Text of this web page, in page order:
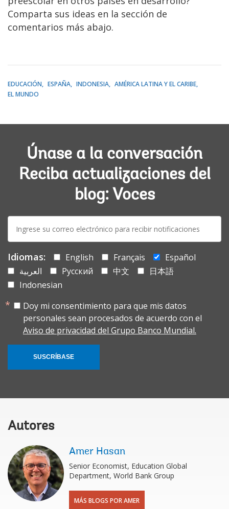
Comparta sus ideas en la sección de
comentarios más abajo.
EDUCACIÓN ESPAÑA INDONESIA
AMÉRICA LATINA Y EL CARIBE
EL MUNDO
Únase a la conversación
Reciba actualizaciones del
blog: Voces
mail:
Idiomas: English Français
Español
العربية
Русский 中文
日本語
Indonesian
Doy mi consentimiento para que mis datos
personales sean procesados de acuerdo con el
Aviso de privacidad del Grupo Banco Mundial.
SUSCRÍBASE
Autores
Amer Hasan
Senior Economist, Education Global
Department, World Bank Group
MÁS BLOGS POR AMER